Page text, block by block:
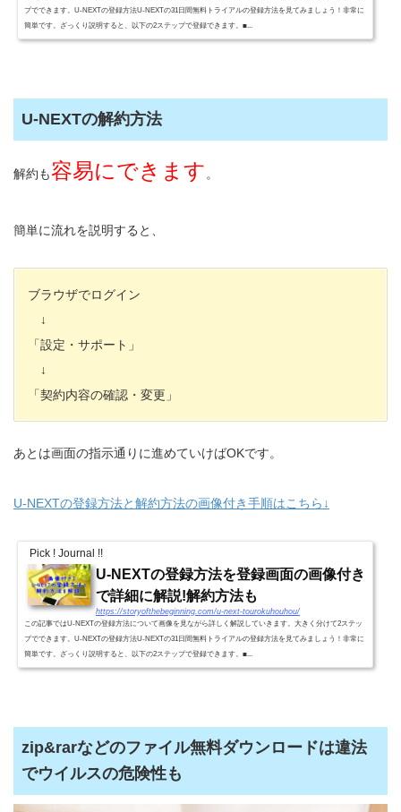
プでできます。U-NEXTの登録方法U-NEXTの31日間無料トライアルの登録方法を見てみましょう！非常に
簡単です。ざっくり説明すると、以下の2ステップで登録できます。■...
U-NEXTの解約方法
解約も容易にできます 。
簡単に流れを説明すると、
ブラウザでログイン
↓
「設定・サポート」
↓
「契約内容の確認・変更」
あとは画面の指示通りに進めていけばOKです。
U-NEXTの登録方法と解約方法の画像付き手順はこちら↓
Pick ! Journal !!
U-NEXTの登録方法を登録画面の画像付き
で詳細に解説!解約方法も
https://storyofthebeginning.com/u-next-tourokuhouhou/
この記事ではU-NEXTの登録方法について画像を見ながら詳しく解説していきます。大きく分けて2ステッ
プでできます。U-NEXTの登録方法U-NEXTの31日間無料トライアルの登録方法を見てみましょう！非常に
簡単です。ざっくり説明すると、以下の2ステップで登録できます。■...
zip&rarなどのファイル無料ダウンロードは違法
でウイルスの危険性も